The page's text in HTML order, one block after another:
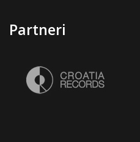
Partneri